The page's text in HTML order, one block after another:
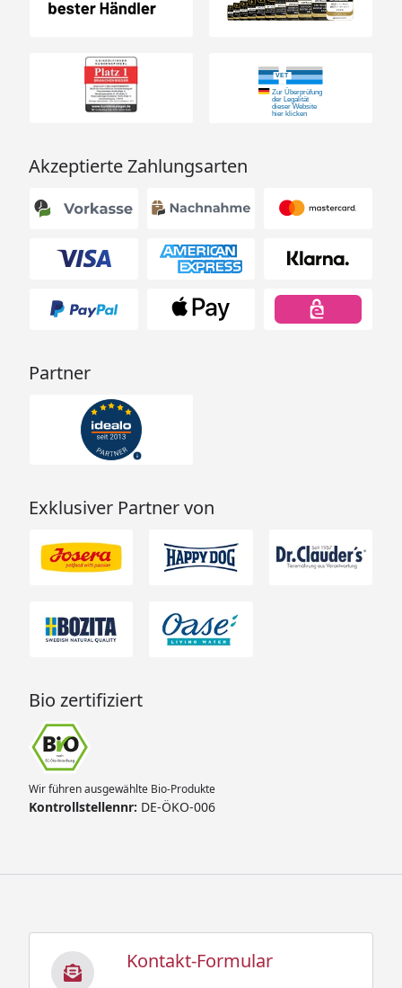
Bei starkem Stress, bakteriellen Infektionen
(Flossenfäule, verklebten Flossen, inneren und /
oder äußeren Verletzungen),
Wasserverschmutzung, Verpilzung, nach
medikamentöser Behandlung, während
(Langstrecken-)Transporten und Quarantäne:
dreifache Dosis, ev. die Behandlung einen Tag
später wiederholen
Akzeptierte Zahlungsarten
Partner
Exklusiver Partner von
Bio zertifiziert
Wir führen ausgewählte Bio-Produkte
Kontrollstellennr: DE-ÖKO-006
Kontakt-Formular